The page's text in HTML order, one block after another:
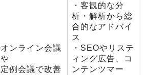
オンライン会議
や
定例会議で改善
・客観的な分
析・解析から総
合的なアドバイ
ス
・SEOやリステ
ィング広告、コ
ンテンツマー